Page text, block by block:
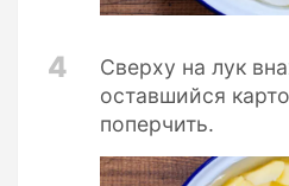
4
Сверху на лук
оставшийся
поперчить.